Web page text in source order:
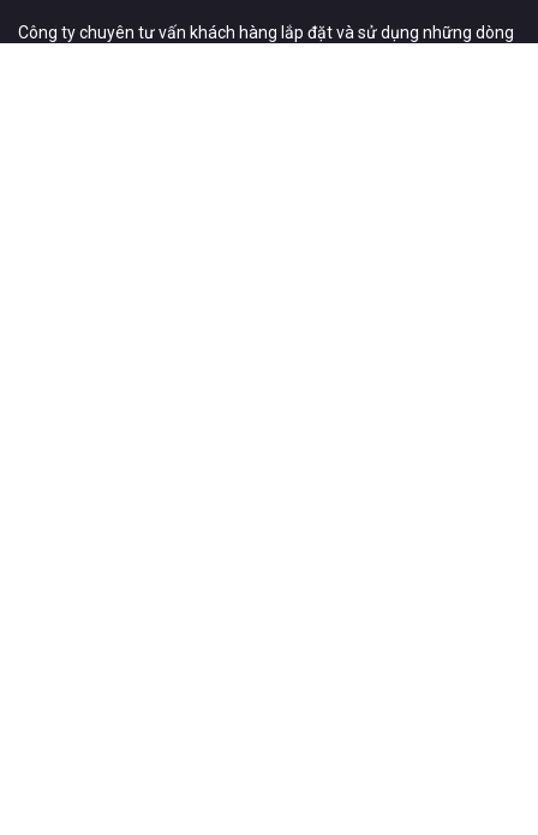
Công ty chuyên tư vấn khách hàng lắp đặt và sử dụng những dòng